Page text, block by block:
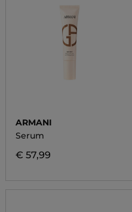
ARMANI
Serum
€ 57,99